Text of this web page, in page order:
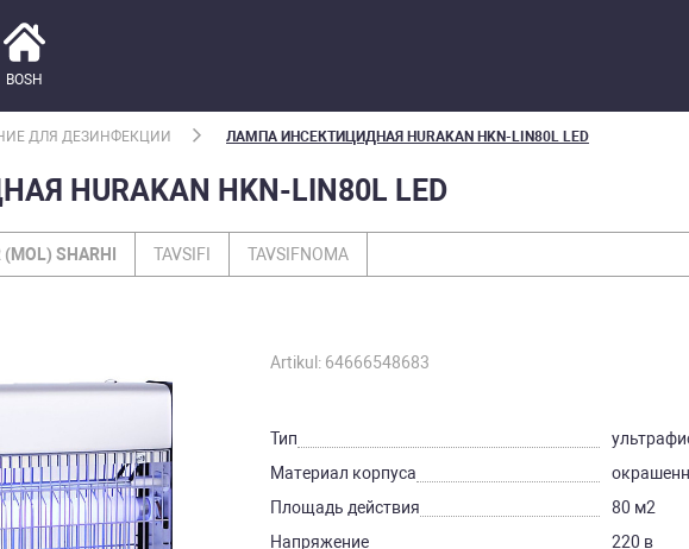
BOSH
ДЛЯ ДЕЗИНФЕКЦИИ ЛАМПА ИНСЕКТИЦИДНАЯ HURAKAN HKN-LIN80L LED
HURAKAN HKN-LIN80L LED
SHARHI TAVSIFI TAVSIFNOMA
Artikul: 64666548683
Тип
Материал корпуса
Площадь действия
80 м2
Напряжение
220 в